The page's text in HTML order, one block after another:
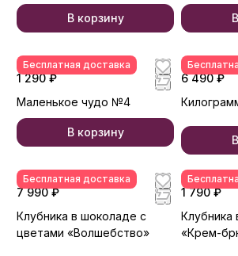
В корзину
Бесплатная доставка
1 290 ₽
Маленькое чудо №4
В корзину
6 490 ₽
Бесплатная доставка
7 990 ₽
Клубника в шоколаде с
цветами «Волшебство»
1 790 ₽
Клубника
«Крем-